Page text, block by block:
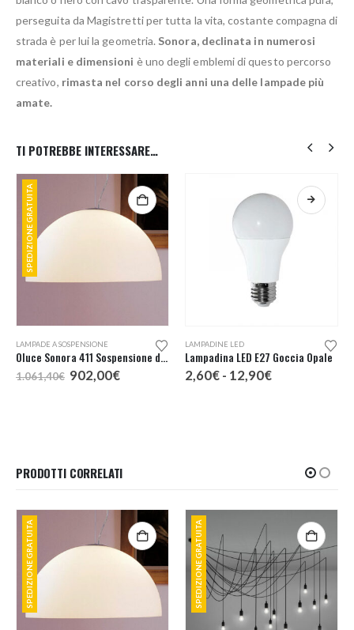
perseguita da Magistretti per tutta la vita, costante compagna di
strada è per lui la geometria. Sonora, declinata in numerosi
materiali e dimensioni è uno degli emblemi di questo percorso
creativo, rimasta nel corso degli anni una delle lampade più
amate.
TI POTREBBE INTERESSARE…
SPEDIZIONE GRATUITA
LAMPADE A SOSPENSIONE
Oluce Sonora 411 Sospensione d. 50
1.061,40€ Il
prezzo
902,00€Il
LAMPADINE LED
Lampadina LED E27 Goccia Opale
2,60€ - 12,90€Fascia
PRODOTTI CORRELATI
SPEDIZIONE GRATUITA SPEDIZIONE GRATUITA